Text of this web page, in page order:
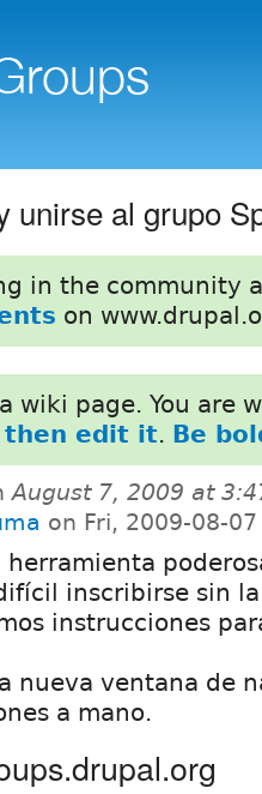
unirse al grupo
in the community
on
wiki page. You are
then edit it. Be
August 7, 2009 at
on Fri, 2009-08-
herramienta
inscribirse sin
instrucciones
nueva ventana de
a mano.